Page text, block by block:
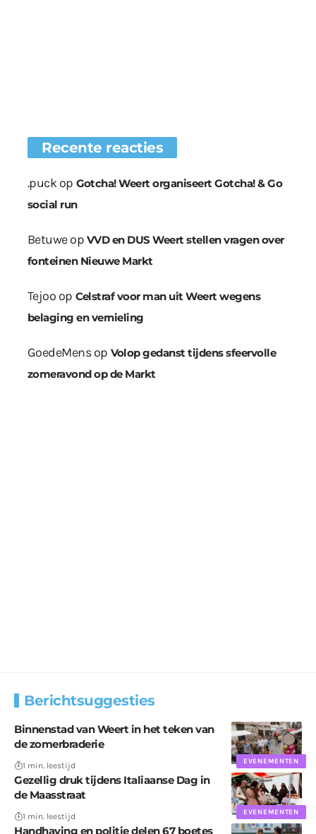
Recente reacties
.puckop Gotcha! Weert organiseert Gotcha! & Go
social run
Betuweop VVD en DUS Weert stellen vragen over
fonteinen Nieuwe Markt
Tejoo op Celstraf voor man uit Weert wegens
belaging en vernieling
GoedeMensop Volop gedanst tijdens sfeervolle
zomeravond op de Markt
Berichtsuggesties
EVENEMENTEN
Binnenstad van Weert in het teken van
de zomerbraderie
1 min. leestijd
EVENEMENTEN
Gezellig druk tijdens Italiaanse Dag in
de Maasstraat
1 min. leestijd
Handhaving en politie delen 67 boetes